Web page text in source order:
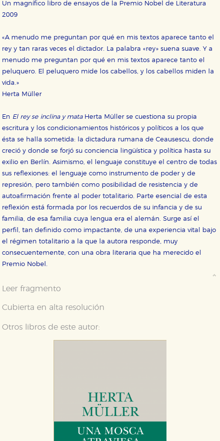
Un magnífico libro de ensayos de la Premio Nobel de Literatura
2009
«A menudo me preguntan por qué en mis textos aparece tanto el
rey y tan raras veces el dictador. La palabra «rey» suena suave. Y a
menudo me preguntan por qué en mis textos aparece tanto el
peluquero. El peluquero mide los cabellos, y los cabellos miden la
vida.»
Herta Müller
En El rey se inclina y mataHerta Müller se cuestiona su propia
escritura y los condicionamientos históricos y políticos a los que
ésta se halla sometida: la dictadura rumana de Ceausescu, donde
creció y donde se forjó su conciencia lingüística y política hasta su
exilio en Berlín. Asimismo, el lenguaje constituye el centro de todas
sus reflexiones: el lenguaje como instrumento de poder y de
represión, pero también como posibilidad de resistencia y de
autoafirmación frente al poder totalitario. Parte esencial de esta
reflexión está formada por los recuerdos de su infancia y de su
familia, de esa familia cuya lengua era el alemán. Surge así el
perfil, tan definido como impactante, de una experiencia vital bajo
el régimen totalitario a la que la autora responde, muy
consecuentemente, con una obra literaria que ha merecido el
Premio Nobel.
Leer fragmento
Cubierta en alta resolución
Otros libros de este autor: